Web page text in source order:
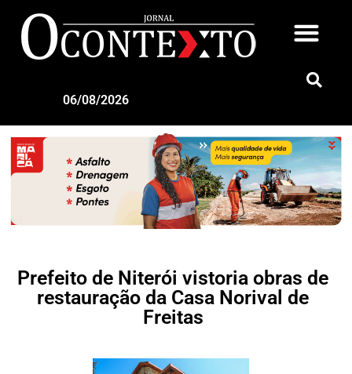
06/08/2026
Prefeito de Niterói vistoria obras de
restauração da Casa Norival de
Freitas